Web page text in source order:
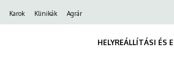
Karok Klinikák Agrár
HELYREÁLLÍTÁSI ÉS